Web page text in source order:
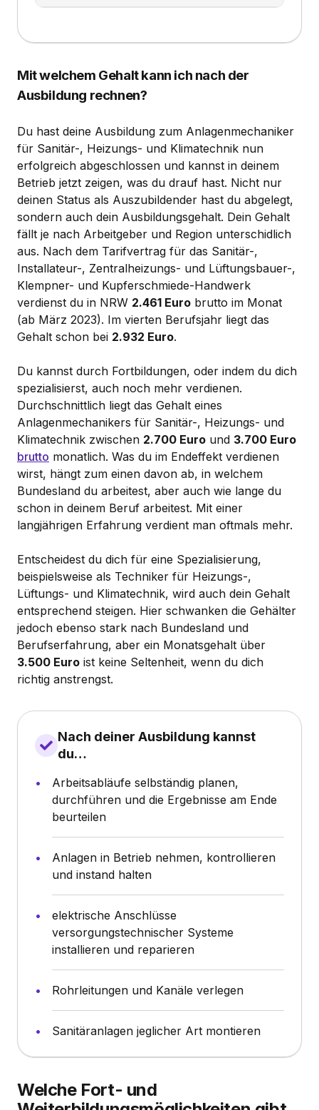
Mit welchem Gehalt kann ich nach der
Ausbildung rechnen?
Du hast deine Ausbildung zum Anlagenmechaniker
für Sanitär-, Heizungs- und Klimatechnik nun
erfolgreich abgeschlossen und kannst in deinem
Betrieb jetzt zeigen, was du drauf hast. Nicht nur
deinen Status als Auszubildender hast du abgelegt,
sondern auch dein Ausbildungsgehalt. Dein Gehalt
fällt je nach Arbeitgeber und Region unterschidlich
aus. Nach dem Tarifvertrag für das Sanitär-,
Installateur-, Zentralheizungs- und Lüftungsbauer-,
Klempner- und Kupferschmiede-Handwerk
verdienst du in NRW 2.461 Euro brutto im Monat
(ab März 2023). Im vierten Berufsjahr liegt das
Gehalt schon bei 2.932 Euro.
Du kannst durch Fortbildungen, oder indem du dich
spezialisierst, auch noch mehr verdienen.
Durchschnittlich liegt das Gehalt eines
Anlagenmechanikers für Sanitär-, Heizungs- und
Klimatechnik zwischen 2.700 Euro und 3.700 Euro
brutto monatlich. Was du im Endeffekt verdienen
wirst, hängt zum einen davon ab, in welchem
Bundesland du arbeitest, aber auch wie lange du
schon in deinem Beruf arbeitest. Mit einer
langjährigen Erfahrung verdient man oftmals mehr.
Entscheidest du dich für eine Spezialisierung,
beispielsweise als Techniker für Heizungs-,
Lüftungs- und Klimatechnik, wird auch dein Gehalt
entsprechend steigen. Hier schwanken die Gehälter
jedoch ebenso stark nach Bundesland und
Berufserfahrung, aber ein Monatsgehalt über
3.500 Euro ist keine Seltenheit, wenn du dich
richtig anstrengst.
Nach deiner Ausbildung kannst
du…
Arbeitsabläufe selbständig planen,
durchführen und die Ergebnisse am Ende
beurteilen
Anlagen in Betrieb nehmen, kontrollieren
und instand halten
elektrische Anschlüsse
versorgungstechnischer Systeme
installieren und reparieren
Rohrleitungen und Kanäle verlegen
Sanitäranlagen jeglicher Art montieren
Welche Fort- und